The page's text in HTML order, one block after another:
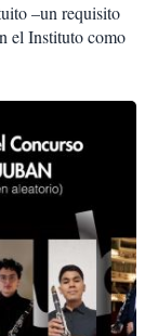
­–un requisito
el Instituto como